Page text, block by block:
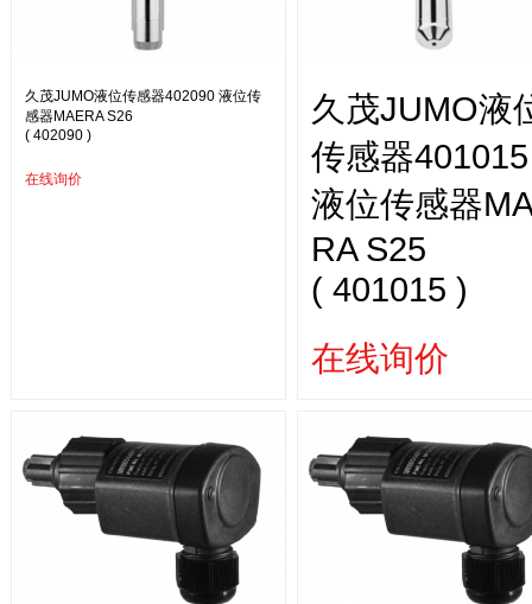
久茂JUMO液位传感器402090 液位传
感器MAERA S26
( 402090 )
在线询价
久茂JUMO液
传感器401015
液位传感器
RA S25
( 401015 )
在线询价